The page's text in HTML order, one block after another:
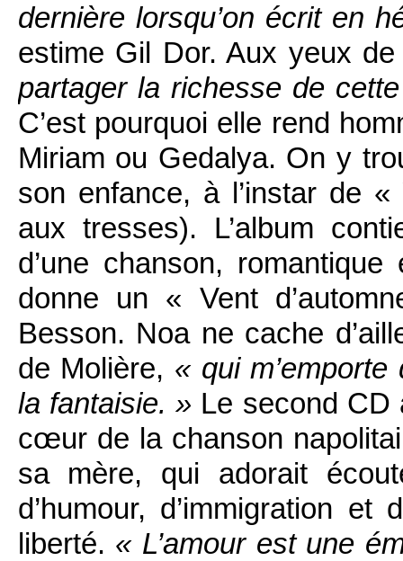
dernière lorsqu’on écrit en
estime Gil Dor. Aux yeux
partager la richesse de
C’est pourquoi elle rend
Miriam ou Gedalya. On y
son enfance, à l’instar de
aux tresses). L’album
d’une chanson,
donne un « Vent
Besson. Noa ne cache
de Molière, « qui
la fantaisie. » Le second CD
cœur de la chanson
sa mère, qui adorait
d’humour, d’immigration
liberté. « L’amour est une